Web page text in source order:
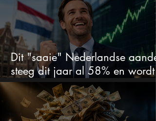
Dit "saaie" Nederlandse
steeg dit jaar al 58% en wordt
volgens analisten onderschat